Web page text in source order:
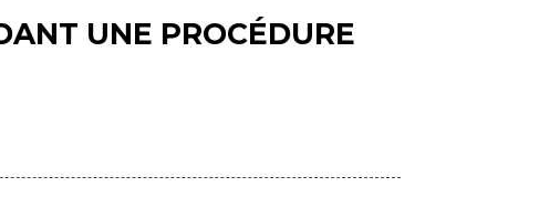
UNE PROCÉDURE